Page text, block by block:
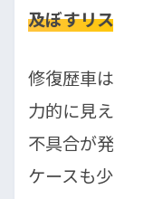
及ぼすリスク
修復歴車は価格
力的に見えます
不具合が発生し
ケースも少なく